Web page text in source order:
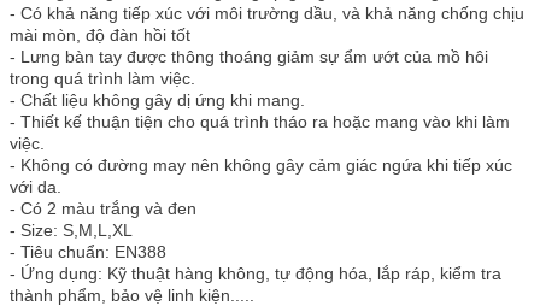
- Có khả năng tiếp xúc với môi trường dầu, và khả năng chống chịu
mài mòn, độ đàn hồi tốt
- Lưng bàn tay được thông thoáng giảm sự ẩm ướt của mồ hôi
trong quá trình làm việc.
- Chất liệu không gây dị ứng khi mang.
- Thiết kế thuận tiện cho quá trình tháo ra hoặc mang vào khi làm
việc.
- Không có đường may nên không gây cảm giác ngứa khi tiếp xúc
với da.
- Có 2 màu trắng và đen
- Size: S,M,L,XL
- Tiêu chuẩn: EN388
- Ứng dụng: Kỹ thuật hàng không, tự động hóa, lắp ráp, kiểm tra
thành phẩm, bảo vệ linh kiện.....